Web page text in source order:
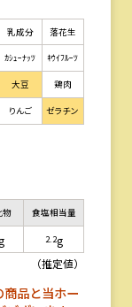
乳成分 落花生
ｶｼｭｰﾅｯﾂ ｷｳｲﾌﾙｰﾂ
大豆 鶏肉
りんご ゼラチン
物 食塩相当量
2.2g
（推定値）
品と当ホー